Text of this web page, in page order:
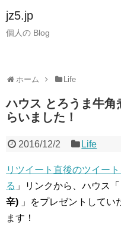
jz5.jp
個人の Blog
ホーム Life
ハウス とろうま牛角
らいました！
2016/12/2 Life
リツイート直後のツイー
る 」リンクから、ハウス「
辛) 」をプレゼントしてい
ます！